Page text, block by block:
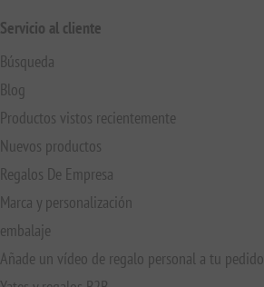
Servicio al cliente
Búsqueda
Blog
Productos vistos recientemente
Nuevos productos
Regalos De Empresa
Marca y personalización
embalaje
Añade un vídeo de regalo personal a tu pedido